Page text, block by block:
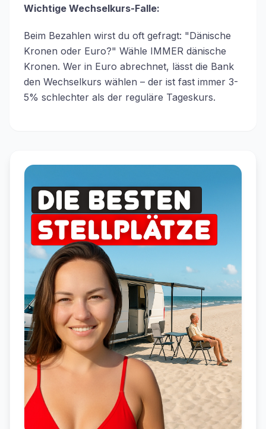
Wichtige Wechselkurs-Falle:
Beim Bezahlen wirst du oft gefragt: "Dänische
Kronen oder Euro?" Wähle IMMER dänische
Kronen. Wer in Euro abrechnet, lässt die Bank
den Wechselkurs wählen – der ist fast immer 3-
5% schlechter als der reguläre Tageskurs.